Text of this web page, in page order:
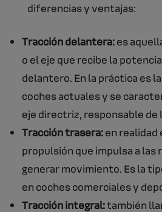
diferencias y ventajas:
Tracción delantera:es
o el eje que recibe la
delantero. En la práctica es
coches actuales y se
eje directriz, responsable de
Tracción trasera:en realidad
propulsión que impulsa a las
generar movimiento. Es la
en coches comerciales y
Tracción integral:también